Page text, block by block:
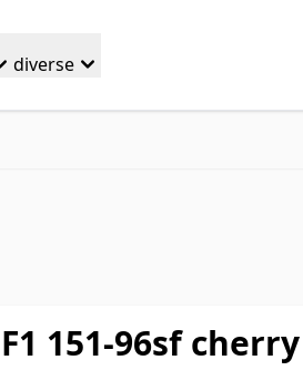
diverse
F1 151-96sf